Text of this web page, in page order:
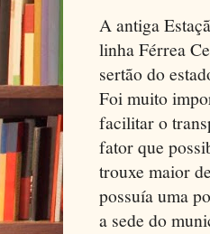
A antiga
linha Férrea
sertão do
Foi muito
facilitar o
fator que
trouxe maior
possuía uma
a sede do